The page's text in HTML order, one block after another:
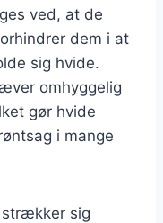
ved, at de
dem i at
sig hvide.
omhyggelig
gør hvide
i mange
sig